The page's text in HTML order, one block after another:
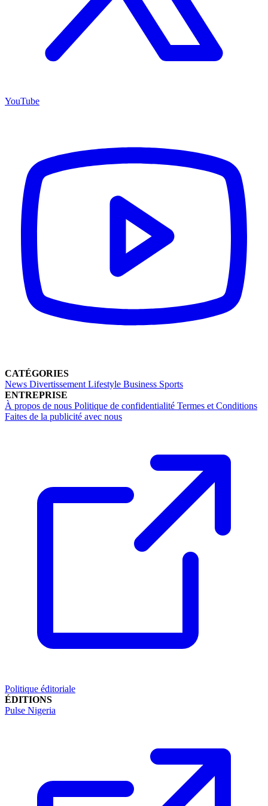
YouTube
CATÉGORIES
News Divertissement Lifestyle Business Sports
ENTREPRISE
À propos de nous Politique de confidentialité Termes et Conditions
Faites de la publicité avec nous
Politique éditoriale
ÉDITIONS
Pulse Nigeria